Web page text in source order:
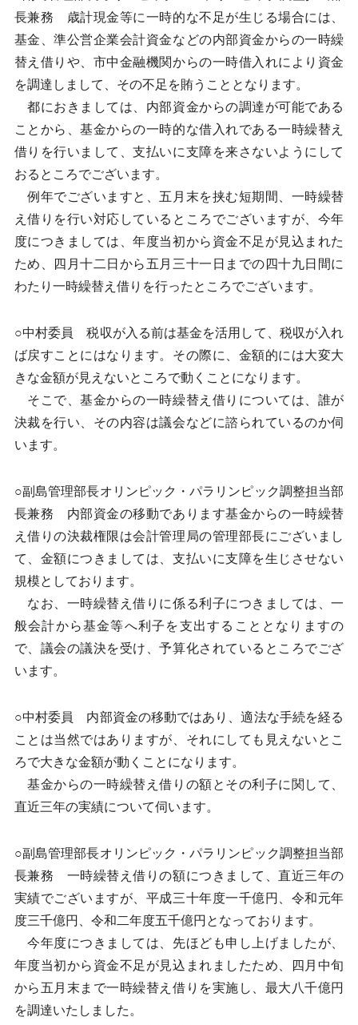
長兼務 歳計現金等に一時的な不足が生じる場合には、
基金、準公営企業会計資金などの内部資金からの一時繰
替え借りや、市中金融機関からの一時借入れにより資金
を調達しまして、その不足を賄うこととなります。
都におきましては、内部資金からの調達が可能である
ことから、基金からの一時的な借入れである一時繰替え
借りを行いまして、支払いに支障を来さないようにして
おるところでございます。
例年でございますと、五月末を挟む短期間、一時繰替
え借りを行い対応しているところでございますが、今年
度につきましては、年度当初から資金不足が見込まれた
ため、四月十二日から五月三十一日までの四十九日間に
わたり一時繰替え借りを行ったところでございます。
○中村委員 税収が入る前は基金を活用して、税収が入れ
ば戻すことにはなります。その際に、金額的には大変大
きな金額が見えないところで動くことになります。
そこで、基金からの一時繰替え借りについては、誰が
決裁を行い、その内容は議会などに諮られているのか伺
います。
○副島管理部長オリンピック・パラリンピック調整担当部
長兼務 内部資金の移動であります基金からの一時繰替
え借りの決裁権限は会計管理局の管理部長にございまし
て、金額につきましては、支払いに支障を生じさせない
規模としております。
なお、一時繰替え借りに係る利子につきましては、一
般会計から基金等へ利子を支出することとなりますの
で、議会の議決を受け、予算化されているところでござ
います。
○中村委員 内部資金の移動ではあり、適法な手続を経る
ことは当然ではありますが、それにしても見えないとこ
ろで大きな金額が動くことになります。
基金からの一時繰替え借りの額とその利子に関して、
直近三年の実績について伺います。
○副島管理部長オリンピック・パラリンピック調整担当部
長兼務 一時繰替え借りの額につきまして、直近三年の
実績でございますが、平成三十年度一千億円、令和元年
度三千億円、令和二年度五千億円となっております。
今年度につきましては、先ほども申し上げましたが、
年度当初から資金不足が見込まれましたため、四月中旬
から五月末まで一時繰替え借りを実施し、最大八千億円
を調達いたしました。